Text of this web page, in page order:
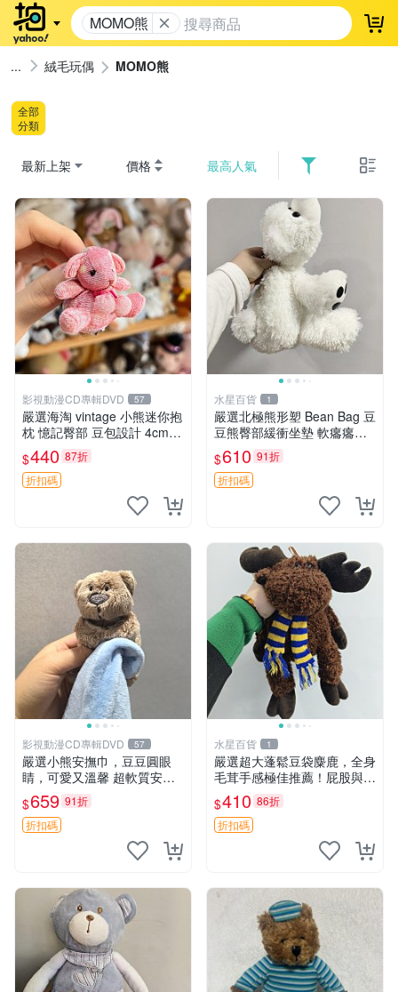
MOMO熊 登
絨毛玩偶 MOMO熊
全部
分類
最新上架 價格 最高人氣
影視動漫CD專輯DVD 57
嚴選海淘 vintage 小熊迷你抱
枕 憶記臀部 豆包設計 4cm
高 推薦收藏 迷你豆包小熊、
高臀部、豆袋抱枕
$440 87折
折扣碼
水星百貨 1
嚴選北極熊形塑 Bean Bag 豆
豆熊臀部緩衝坐墊 軟癟癟舒
壓設計 保暖又實用 適合久坐
放松 推薦居家使用 RUSS系
列 豆豆熊屁屁坐墊 3D顆粒結
$610 91折
折扣碼
影視動漫CD專輯DVD 57
嚴選小熊安撫巾，豆豆圓眼
睛，可愛又溫馨 超軟質安撫
巾，豆豆設計，哄睡好幫手
約克豆豆眼安撫巾 數碼豆豆
眼
$659 91折
折扣碼
水星百貨 1
嚴選超大蓬鬆豆袋麋鹿，全身
毛茸手感極佳推薦！屁股與四
肢填充均勻，適合收藏與孩童
共賞。 麋鹿 豆袋 毛茸玩具
$410 86折
折扣碼